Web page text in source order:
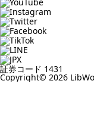
証券コード 1431
Copyright© 2026